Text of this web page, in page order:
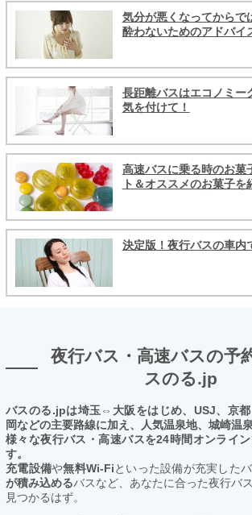
気分が悪くなってからで
酔わないためのアドバイ
長距離バスはエコノミー
気を付けて！
高速バスに乗る時のお菓
ト＆オススメのお菓子を
決定版！夜行バスの車内
夜行バス・高速バスの予
スのる.jp
バスのる.jpは埼玉⇔大阪をはじめ、USJ、京
岡などの主要路線に加え、人気温泉地、城崎温
様々な夜行バス・高速バスを24時間オンライ
す。
充電設備や無料Wi-Fiといった設備が充実したバ
が積み込めるバスなど、あなたに合った夜行バ
見つかるはず。